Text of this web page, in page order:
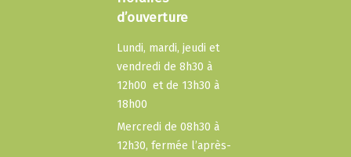
d’ouverture
Lundi, mardi, jeudi et
vendredi de 8h30 à
12h00 et de 13h30 à
18h00
Mercredi de 08h30 à
12h30, fermée l’après-